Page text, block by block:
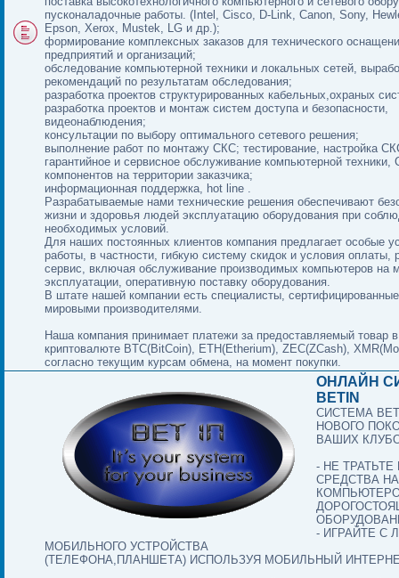
пусконаладочные работы. (Intel, Cisco, D-Link, Canon, Sony,
Epson, Xerox, Mustek, LG и др.);
формирование комплексных заказов для технического
предприятий и организаций;
обследование компьютерной техники и локальных сетей,
рекомендаций по результатам обследования;
разработка проектов структурированных кабельных,охраных
разработка проектов и монтаж систем доступа и безопасности,
видеонаблюдения;
консультации по выбору оптимального сетевого решения;
выполнение работ по монтажу СКС; тестирование, настройка
гарантийное и сервисное обслуживание компьютерной техники,
компонентов на территории заказчика;
информационная поддержка, hot line .
Разрабатываемые нами технические решения обеспечивают
жизни и здоровья людей эксплуатацию оборудования при
необходимых условий.
Для наших постоянных клиентов компания предлагает особые
работы, в частности, гибкую систему скидок и условия оплаты,
сервис, включая обслуживание производимых компьютеров на
эксплуатации, оперативную поставку оборудования.
В штате нашей компании есть специалисты,
мировыми производителями.
Наша компания принимает платежи за предоставляемый товар в
криптовалюте BTC(BitCoin), ETH(Etherium), ZEC(ZCash),
согласно текущим курсам обмена, на момент покупки.
ОНЛАЙН
BETIN
СИСТЕМА
НОВОГО
ВАШИХ
- НЕ
СРЕДСТВА
- ИГРАЙТЕ С
МОБИЛЬНОГО УСТРОЙСТВА
(ТЕЛЕФОНА,ПЛАНШЕТА) ИСПОЛЬЗУЯ МОБИЛЬНЫЙ